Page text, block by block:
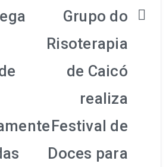
Grupo do
Risoterapia
de Caicó
realiza
Festival de
Doces para